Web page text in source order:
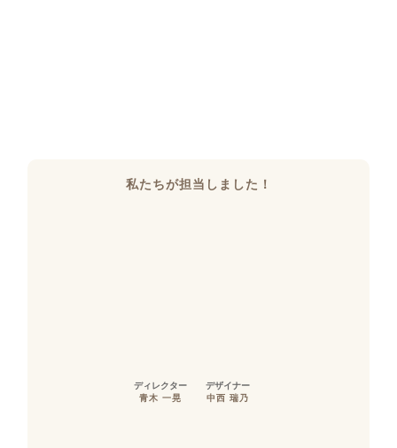
私たちが担当しました！
ディレクター
青木 一晃
デザイナー
中西 瑞乃